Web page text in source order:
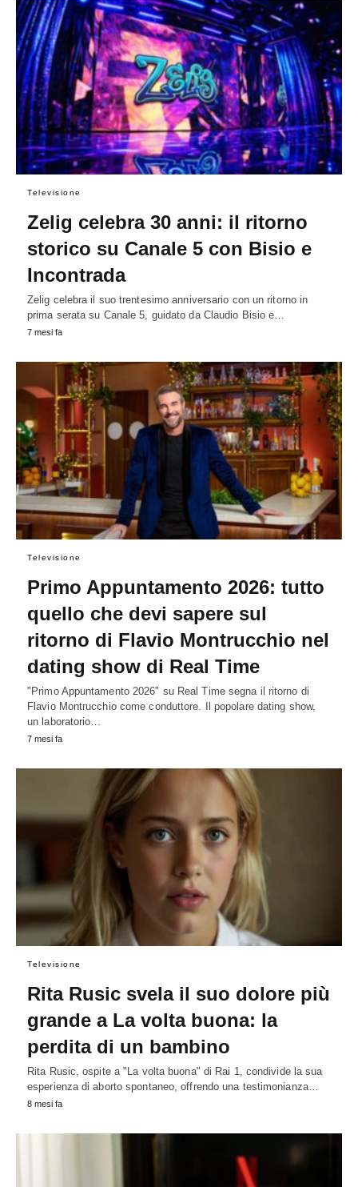
Televisione
Zelig celebra 30 anni: il ritorno
storico su Canale 5 con Bisio e
Incontrada
Zelig celebra il suo trentesimo anniversario con un ritorno in
prima serata su Canale 5, guidato da Claudio Bisio e…
7 mesi fa
Televisione
Primo Appuntamento 2026: tutto
quello che devi sapere sul
ritorno di Flavio Montrucchio nel
dating show di Real Time
"Primo Appuntamento 2026" su Real Time segna il ritorno di
Flavio Montrucchio come conduttore. Il popolare dating show,
un laboratorio…
7 mesi fa
Televisione
Rita Rusic svela il suo dolore più
grande a La volta buona: la
perdita di un bambino
Rita Rusic, ospite a "La volta buona" di Rai 1, condivide la sua
esperienza di aborto spontaneo, offrendo una testimonianza…
8 mesi fa